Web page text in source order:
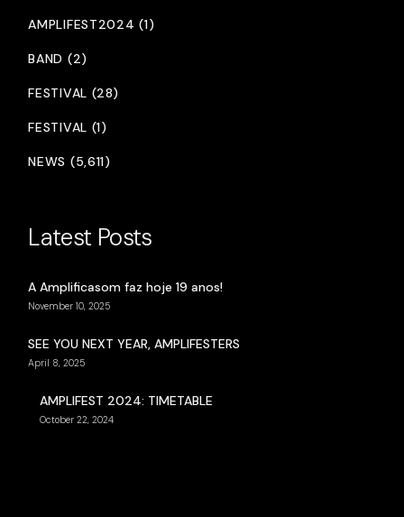
AMPLIFEST2024 (1)
BAND (2)
FESTIVAL (28)
FESTIVAL (1)
NEWS (5,611)
Latest Posts
A Amplificasom faz hoje 19 anos!
November 10, 2025
SEE YOU NEXT YEAR, AMPLIFESTERS
April 8, 2025
AMPLIFEST 2024: TIMETABLE
October 22, 2024